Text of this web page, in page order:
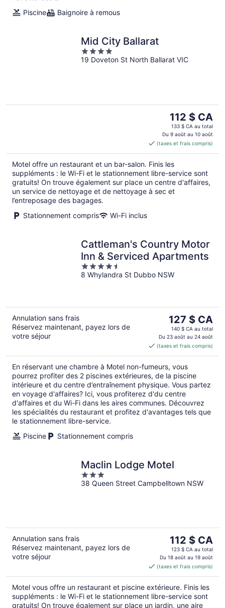
Piscine
Baignoire à remous
Mid City Ballarat
4
out
19 Doveton St North Ballarat VIC
Le
prix
est
de 112 $ CA
par
nuit
112 $ CA
133 $ CA au total
Du 9 août au 10 août
(taxes et frais compris)
Motel offre un restaurant et un bar-salon. Finis les
suppléments : le Wi-Fi et le stationnement libre-service sont
gratuits! On trouve également sur place un centre d'affaires,
un service de nettoyage et de nettoyage à sec et
l’entreposage des bagages.
Stationnement compris
Wi-Fi inclus
Cattleman's Country Motor
Inn & Serviced Apartments
4.5
out
8 Whylandra St Dubbo NSW
Annulation sans frais
Réservez maintenant, payez lors de
votre séjour
Le
prix
est
de 127 $ CA
par
nuit
127 $ CA
140 $ CA au total
Du 23 août au 24 août
(taxes et frais compris)
En réservant une chambre à Motel non-fumeurs, vous
pourrez profiter des 2 piscines extérieures, de la piscine
intérieure et du centre d’entraînement physique. Vous partez
en voyage d'affaires? Ici, vous profiterez d'du centre
d'affaires et du Wi-Fi dans les aires communes. Découvrez
les spécialités du restaurant et profitez d'avantages tels que
le stationnement libre-service.
Piscine
Stationnement compris
Maclin Lodge Motel
3
out
38 Queen Street Campbelltown NSW
Annulation sans frais
Réservez maintenant, payez lors de
votre séjour
Le
prix
est
de 112 $ CA
par
nuit
112 $ CA
123 $ CA au total
Du 18 août au 19 août
(taxes et frais compris)
Motel vous offre un restaurant et piscine extérieure. Finis les
suppléments : le Wi-Fi et le stationnement libre-service sont
gratuits! On trouve également sur place un jardin, une aire